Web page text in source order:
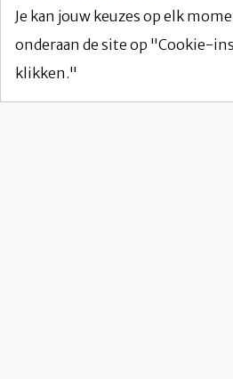
Je kan jouw keuzes op elk
onderaan de site op "Cookie-
klikken."